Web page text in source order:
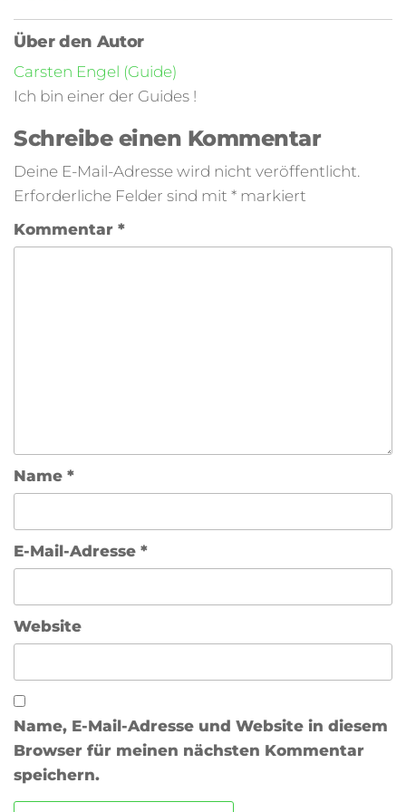
Über den Autor
Carsten Engel (Guide)
Ich bin einer der Guides !
Schreibe einen Kommentar
Deine E-Mail-Adresse wird nicht veröffentlicht.
Erforderliche Felder sind mit * markiert
Kommentar *
Name *
E-Mail-Adresse *
Website
Name, E-Mail-Adresse und Website in diesem
Browser für meinen nächsten Kommentar
speichern.